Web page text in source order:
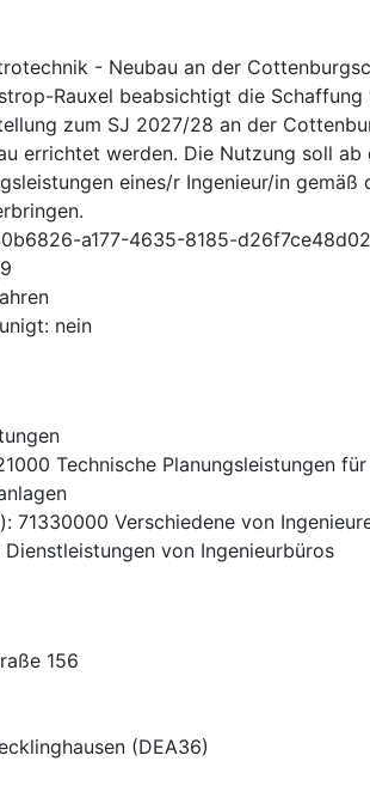
- Neubau an der
Rauxel beabsichtigt die Schaffung
zum SJ 2027/28 an der
errichtet werden. Die Nutzung soll
eines/r Ingenieur/in gemäß
a177-4635-8185-d26f7ce48d02
: nein
Technische Planungsleistungen
): 71330000 Verschiedene von
Dienstleistungen von Ingenieurbüros
156
(DEA36)